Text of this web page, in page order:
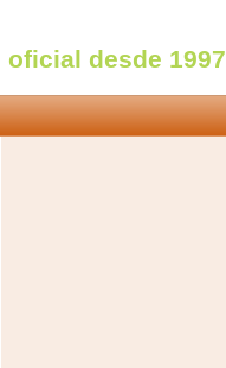
oficial desde 1997